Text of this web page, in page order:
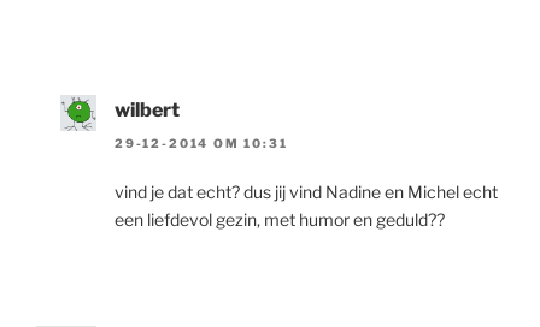
wilbert
29-12-2014 OM 10:31
vind je dat echt? dus jij vind Nadine en Michel echt
een liefdevol gezin, met humor en geduld??